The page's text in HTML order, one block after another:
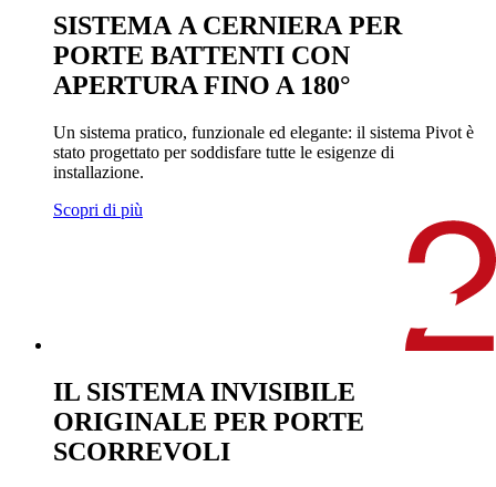
SISTEMA A CERNIERA PER
PORTE BATTENTI CON
APERTURA FINO A 180°
Un sistema pratico, funzionale ed elegante: il sistema Pivot è
stato progettato per soddisfare tutte le esigenze di
installazione.
Scopri di più
IL SISTEMA INVISIBILE
ORIGINALE PER PORTE
SCORREVOLI